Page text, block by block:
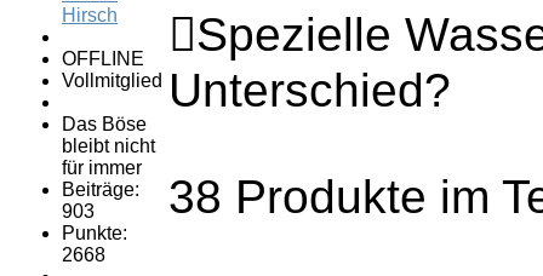
Hirsch
OFFLINE
Vollmitglied
Das Böse
bleibt nicht
für immer
Beiträge:
903
Punkte:
2668
Spezielle
Unterschied?
38 Produkte im